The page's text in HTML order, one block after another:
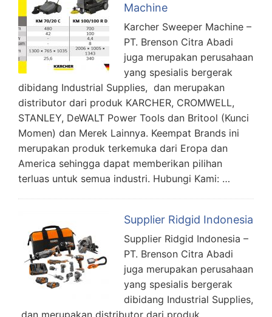
Machine
Karcher Sweeper Machine –
PT. Brenson Citra Abadi
juga merupakan perusahaan
yang spesialis bergerak
dibidang Industrial Supplies, dan merupakan
distributor dari produk KARCHER, CROMWELL,
STANLEY, DeWALT Power Tools dan Britool (Kunci
Momen) dan Merek Lainnya. Keempat Brands ini
merupakan produk terkemuka dari Eropa dan
America sehingga dapat memberikan pilihan
terluas untuk semua industri. Hubungi Kami: …
Supplier Ridgid Indonesia
Supplier Ridgid Indonesia –
PT. Brenson Citra Abadi
juga merupakan perusahaan
yang spesialis bergerak
dibidang Industrial Supplies,
dan merupakan distributor dari produk